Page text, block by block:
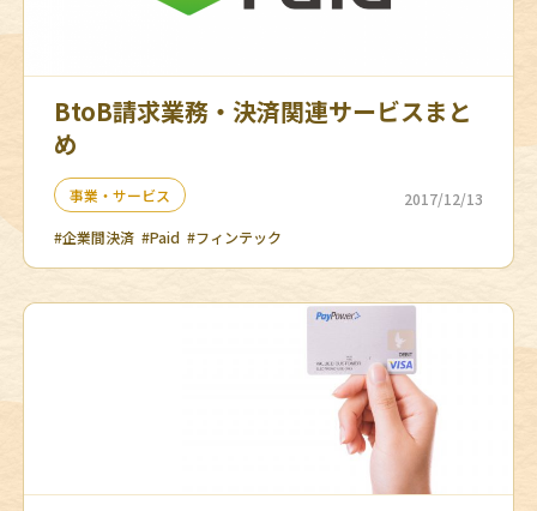
BtoB請求業務・決済関連サービスまと
め
事業・サービス
2017/12/13
#企業間決済 #Paid #フィンテック